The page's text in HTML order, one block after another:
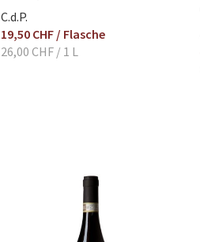
C.d.P.
19,50 CHF / Flasche
26,00 CHF/ 1 L